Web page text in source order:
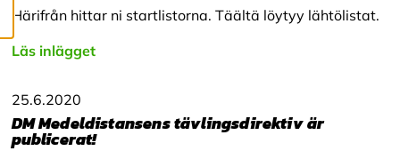
Härifrån hittar ni startlistorna. Täältä löytyy lähtölistat.
Läs inlägget
25.6.2020
DM Medeldistansens tävlingsdirektiv är
publicerat!